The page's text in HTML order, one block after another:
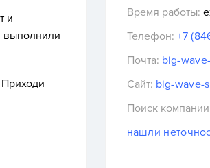
и
выполнили
Время работы:
Телефон: +7
Почта: big-
Сайт: big-wave-
Поиск
нашли